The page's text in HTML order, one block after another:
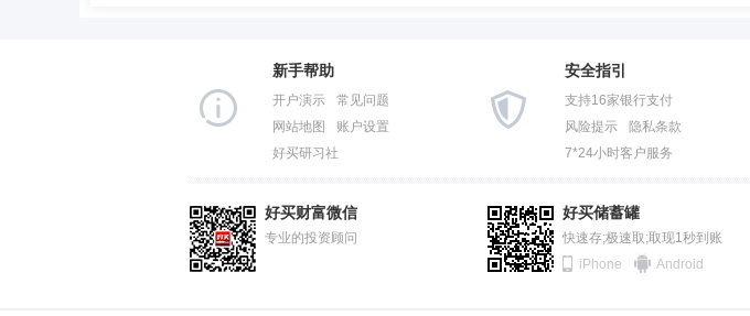
新手帮助
开户演示
常见问题
网站地图
账户设置
好买研习社
安全指引
支持16家银行支付
风险提示
隐私条款
7*24小时客户服务
好买财富微信
专业的投资顾问
好买储蓄罐
快速存;极速取;取现1秒到账
iPhone
Android